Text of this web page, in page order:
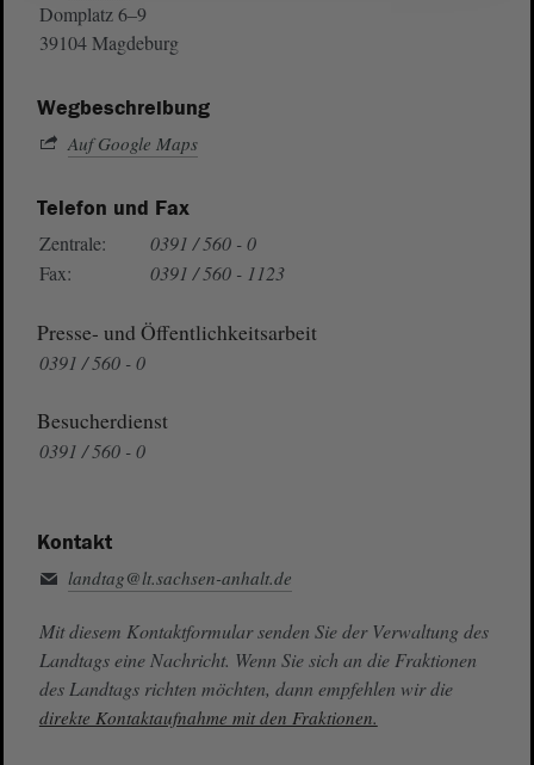
Domplatz 6–9
39104 Magdeburg
Wegbeschreibung
Auf Google Maps
Telefon und Fax
Zentrale:
0391 / 560 - 0
Fax:
0391 / 560 - 1123
Presse- und Öffentlichkeitsarbeit
0391 / 560 - 0
Besucherdienst
0391 / 560 - 0
Kontakt
landtag@lt.sachsen-anhalt.de
Mit diesem Kontaktformular senden Sie der Verwaltung des
Landtags eine Nachricht. Wenn Sie sich an die Fraktionen
des Landtags richten möchten, dann empfehlen wir die
direkte Kontaktaufnahme mit den Fraktionen.